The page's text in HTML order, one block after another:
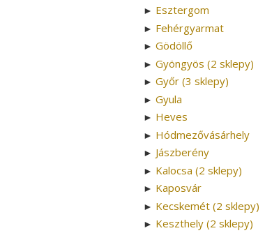
► Esztergom
► Fehérgyarmat
► Gödöllő
► Gyöngyös (2 sklepy)
► Győr (3 sklepy)
► Gyula
► Heves
► Hódmezővásárhely
► Jászberény
► Kalocsa (2 sklepy)
► Kaposvár
► Kecskemét (2 sklepy)
► Keszthely (2 sklepy)